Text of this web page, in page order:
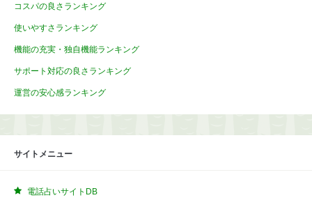
コスパの良さランキング
使いやすさランキング
機能の充実・独自機能ランキング
サポート対応の良さランキング
運営の安心感ランキング
サイトメニュー
電話占いサイトDB